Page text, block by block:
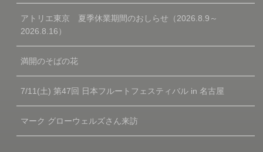
アトリエ東京 夏季休業期間のおしらせ（2026.8.9～
2026.8.16）
満開のそばの花
7/11(土) 第47回 日本フルートフェスティバル in 名古屋
マーク グローウェルズさん来訪